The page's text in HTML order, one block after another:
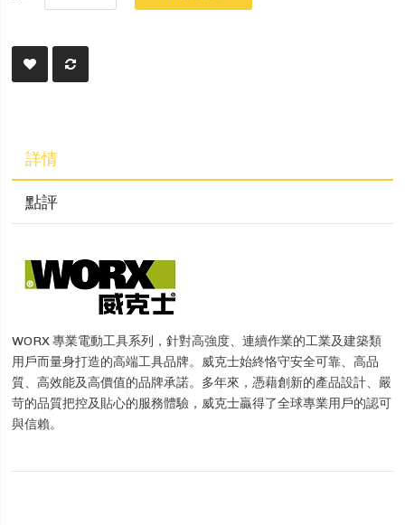
詳情
點評
WORX 專業電動工具系列，針對高強度、連續作業的工業及建築類
用戶而量身打造的高端工具品牌。威克士始終恪守安全可靠、高品
質、高效能及高價值的品牌承諾。多年來，憑藉創新的產品設計、嚴
苛的品質把控及貼心的服務體驗，威克士贏得了全球專業用戶的認可
與信賴。